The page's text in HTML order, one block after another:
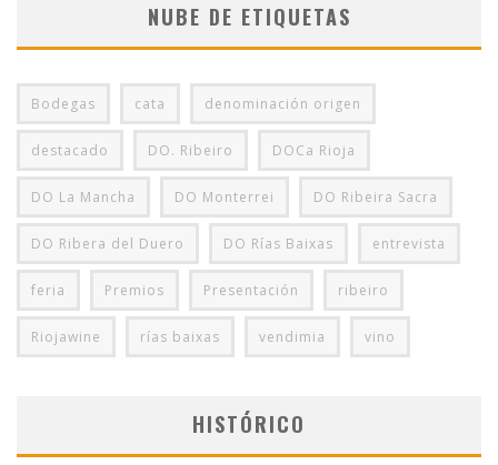
NUBE DE ETIQUETAS
Bodegas cata denominación origen
destacado DO. Ribeiro DOCa Rioja
DO La Mancha DO Monterrei DO Ribeira Sacra
DO Ribera del Duero DO Rías Baixas entrevista
feria Premios Presentación ribeiro
Riojawine rías baixas vendimia vino
HISTÓRICO